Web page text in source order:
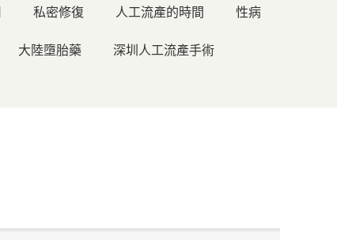
私密修復 人工流產的時間 性病
大陸墮胎藥 深圳人工流產手術